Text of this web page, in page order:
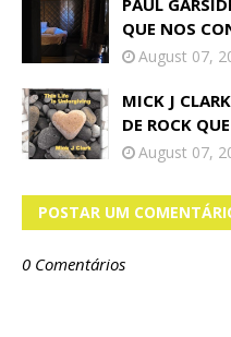
PAUL
QUE NOS
August 07,
MICK J
DE ROCK
August 07,
POSTAR UM
0 Comentários